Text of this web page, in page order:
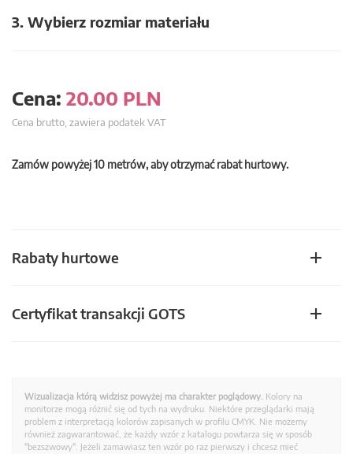
3. Wybierz rozmiar materiału
Cena: 20.00 PLN
Cena brutto, zawiera podatek VAT
Zamów powyżej 10 metrów, aby otrzymać rabat hurtowy.
Rabaty hurtowe
Certyfikat transakcji GOTS
Wizualizacja którą widzisz powyżej ma charakter poglądowy. Kolory na
monitorze mogą różnić się od tych na wydruku. Niektóre przeglądarki mają
problem z interpretacją kolorów zapisanych w profilu CMYK. Nie możemy
również zagwarantować, że każdy wzór z katalogu powtarza się w sposób
"bezszwowy". Jeżeli zamawiasz ten wzór po raz pierwszy i chcesz mieć